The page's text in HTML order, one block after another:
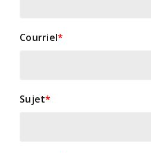
Courriel*
Sujet*